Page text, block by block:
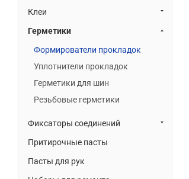
Клеи
Герметики
Формирователи прокладок
Уплотнители прокладок
Герметики для шин
Резьбовые герметики
Фиксаторы соединений
Притирочные пасты
Пасты для рук